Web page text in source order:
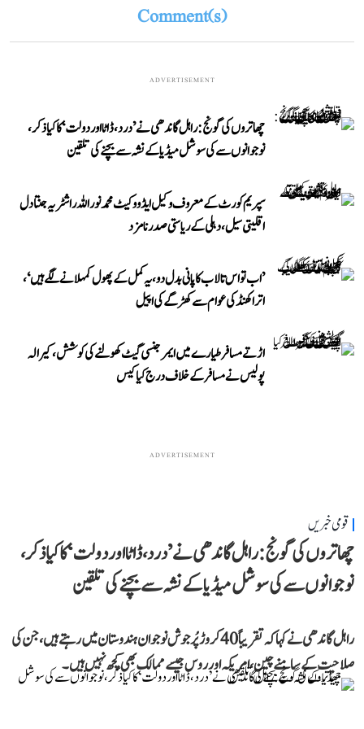
Comment(s)
ADVERTISEMENT
چھاتروں کی گونج: راہل گاندھی نے ’درد، ڈاٹا اور دولت‘ کا کیا ذکر،
نوجوانوں سے کی سوشل میڈیا کے نشہ سے بچنے کی تلقین
سپریم کورٹ کے معروف وکیل ایڈووکیٹ محمد نور اللہ راشٹریہ جنتا دل
اقلیتی سیل، دہلی کے ریاستی صدر نامزد
’اب تو اس تالاب کا پانی بدل دو، یہ کمل کے پھول کمہلانے لگے ہیں‘،
اتراکھنڈ کی عوام سے کھڑگے کی اپیل
اڑتے مسافر طیارے میں ایمرجنسی گیٹ کھولنے کی کوشش، کیرالہ
پولیس نے مسافر کے خلاف درج کیا کیس
ADVERTISEMENT
قومی خبریں
چھاتروں کی گونج: راہل گاندھی نے ’درد، ڈاٹا اور دولت‘ کا کیا ذکر،
نوجوانوں سے کی سوشل میڈیا کے نشہ سے بچنے کی تلقین
راہل گاندھی نے کہا کہ تقریباً 40 کروڑ پُرجوش نوجوان ہندوستان میں رہتے ہیں، جن کی
صلاحیت کے سامنے چین، امریکہ اور روس جیسے ممالک بھی کچھ نہیں ہیں۔